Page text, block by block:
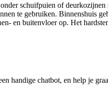
schuifpuien of
te gebruiken. Binnenshuis
en buitenvloer op. Het
handige chatbot, en help je